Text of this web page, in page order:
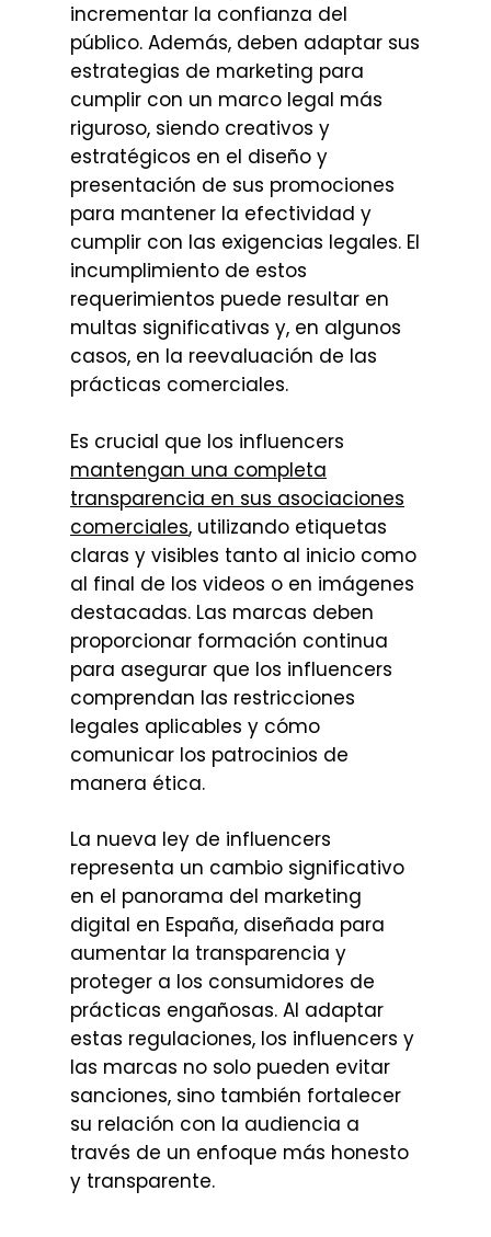
incrementar la confianza del
público. Además, deben adaptar sus
estrategias de marketing para
cumplir con un marco legal más
riguroso, siendo creativos y
estratégicos en el diseño y
presentación de sus promociones
para mantener la efectividad y
cumplir con las exigencias legales. El
incumplimiento de estos
requerimientos puede resultar en
multas significativas y, en algunos
casos, en la reevaluación de las
prácticas comerciales.
Es crucial que los influencers
mantengan una completa
transparencia en sus asociaciones
comerciales, utilizando etiquetas
claras y visibles tanto al inicio como
al final de los videos o en imágenes
destacadas. Las marcas deben
proporcionar formación continua
para asegurar que los influencers
comprendan las restricciones
legales aplicables y cómo
comunicar los patrocinios de
manera ética.
La nueva ley de influencers
representa un cambio significativo
en el panorama del marketing
digital en España, diseñada para
aumentar la transparencia y
proteger a los consumidores de
prácticas engañosas. Al adaptar
estas regulaciones, los influencers y
las marcas no solo pueden evitar
sanciones, sino también fortalecer
su relación con la audiencia a
través de un enfoque más honesto
y transparente.